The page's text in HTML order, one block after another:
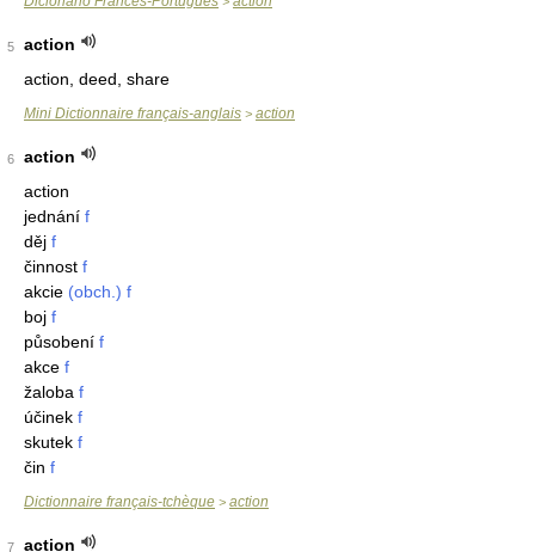
5
action
action, deed, share
Mini Dictionnaire français-anglais > action
6
action
action
jednání f
děj f
činnost f
akcie (obch.) f
boj f
působení f
akce f
žaloba f
účinek f
skutek f
čin f
Dictionnaire français-tchèque > action
7
action